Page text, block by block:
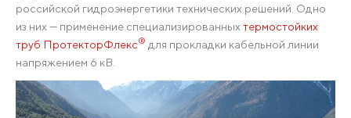
российской гидроэнергетики технических решений. Одно
из них — применение специализированных термостойких
труб ПротекторФлекс® для прокладки кабельной линии
напряжением 6 кВ.